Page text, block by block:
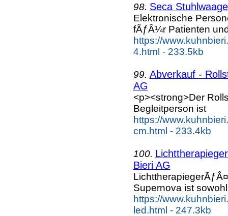
98. Seca
Elektronische
fÃƒÂ¼r Patienten
https://
4.html - 233.5kb
99. Abverkauf -
AG
<p><strong>Der
Begleitperson ist
https://
cm.html - 233.4kb
100.
Bieri AG
Supernova ist
https://
led.html - 247.3kb